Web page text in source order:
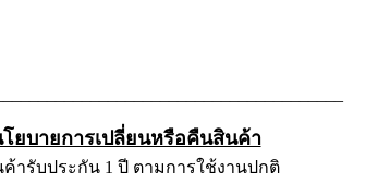
ยบายการเปลี่ยนหรือคืนสินค้า
ค้ารับประกัน 1 ปี ตามการใช้งานปกติ